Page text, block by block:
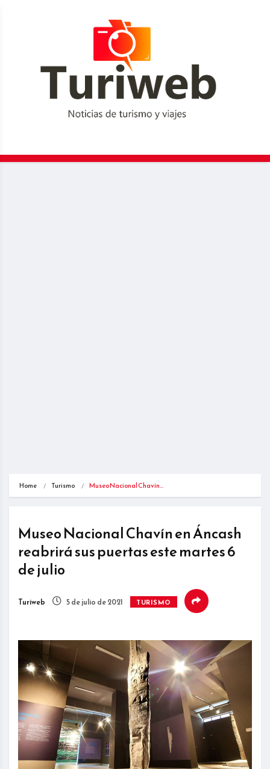
Home Turismo Museo Nacional Chavín…
Museo Nacional Chavín en Áncash
reabrirá sus puertas este martes 6
de julio
Turiweb 5 de julio de 2021 TURISMO